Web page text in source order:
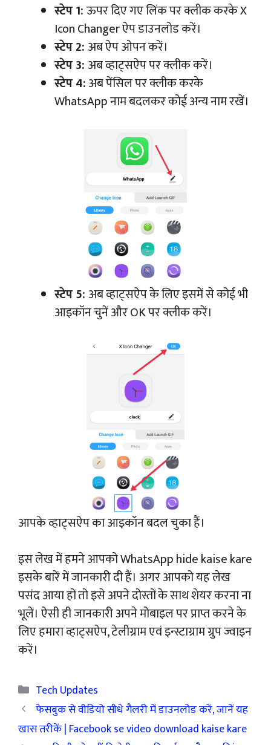
स्टेप 1:ऊपर दिए गए लिंक पर क्लीक करके X
Icon Changer ऐप डाउनलोड करें।
स्टेप 2: अब ऐप ओपन करें।
स्टेप 3: अब व्हाट्सऐप पर क्लीक करें।
स्टेप 4:अब पेंसिल पर क्लीक करके
WhatsApp नाम बदलकर कोई अन्य नाम रखें।
स्टेप 5: अब व्हाट्सऐप के लिए इसमें से कोई भी
आइकॉन चुनें और OK पर क्लीक करें।
आपके व्हाट्सऐप का आइकॉन बदल चुका हैं।
इस लेख में हमने आपको WhatsApp hide kaise kare
इसके बारें में जानकारी दी हैं। अगर आपको यह लेख
पसंद आया हों तो इसे अपने दोस्तों के साथ शेयर करना ना
भूलें। ऐसी ही जानकारी अपने मोबाइल पर प्राप्त करने के
लिए हमारा व्हाट्सऐप, टेलीग्राम एवं इन्स्टाग्राम ग्रुप ज्वाइन
करें।
Categories
Tech Updates
फेसबुक से वीडियो सीधे गैलरी में डाउनलोड करें, जानें यह
खास तरीकें | Facebook se video download kaise kare